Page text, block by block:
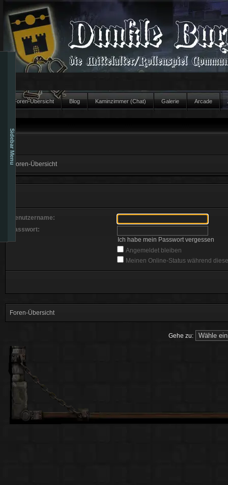
Sidebar Menu
Foren-Übersicht Blog Kaminzimmer (Chat) Galerie Arcade
Foren-Übersicht
Benutzername:
Passwort:
Ich habe mein Passwort vergessen
Angemeldet bleiben
Meinen Online-Status während
Foren-Übersicht
Gehe zu: